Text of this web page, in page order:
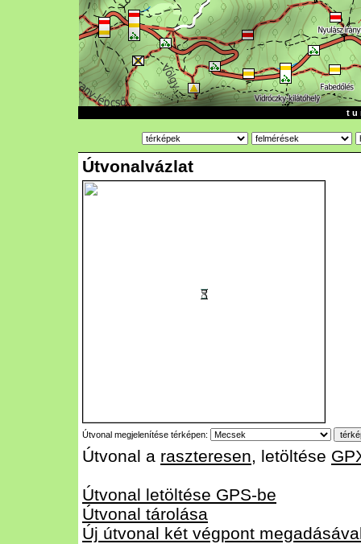
t u
Útvonalvázlat
Útvonal megjelenítése térképen:
Útvonal a raszteresen, letöltése
Útvonal letöltése GPS-be
Útvonal tárolása
Új útvonal két végpont